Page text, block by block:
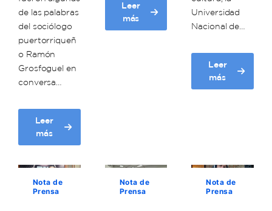
de las palabras
del sociólogo
puertorriqueñ
o Ramón
Grosfoguel en
conversa…
Leer
más
about
Grosfoguel:
venezolana
debe
profundizar
Leer
más
about
Unacom
Universidad
Nacional de…
Leer
más
about
Unacom
el
Pensamiento
Crítico
Nota de
Prensa
Nota de
Prensa
Nota de
Prensa